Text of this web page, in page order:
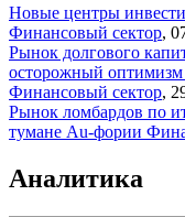
Новые центры
Финансовый сектор,
Рынок долгового
осторожный
Финансовый сектор,
Рынок ломбардов по
тумане Au-фории
Аналитика